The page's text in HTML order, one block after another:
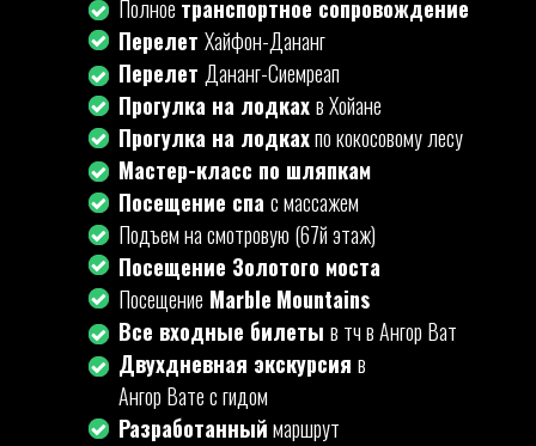
Полное транспортное сопровождение
Перелет Хайфон-Дананг
Перелет Дананг-Сиемреап
Прогулка на лодкахв Хойане
Прогулка на лодкахпо кокосовому лесу
Мастер-класс по шляпкам
Посещение спа с массажем
Подъем на смотровую (67й этаж)
Посещение Золотого моста
Посещение Marble Mountains
Все входные билеты в тч в Ангор Ват
Двухдневная экскурсия в
Ангор Вате с гидом
Разработанныймаршрут